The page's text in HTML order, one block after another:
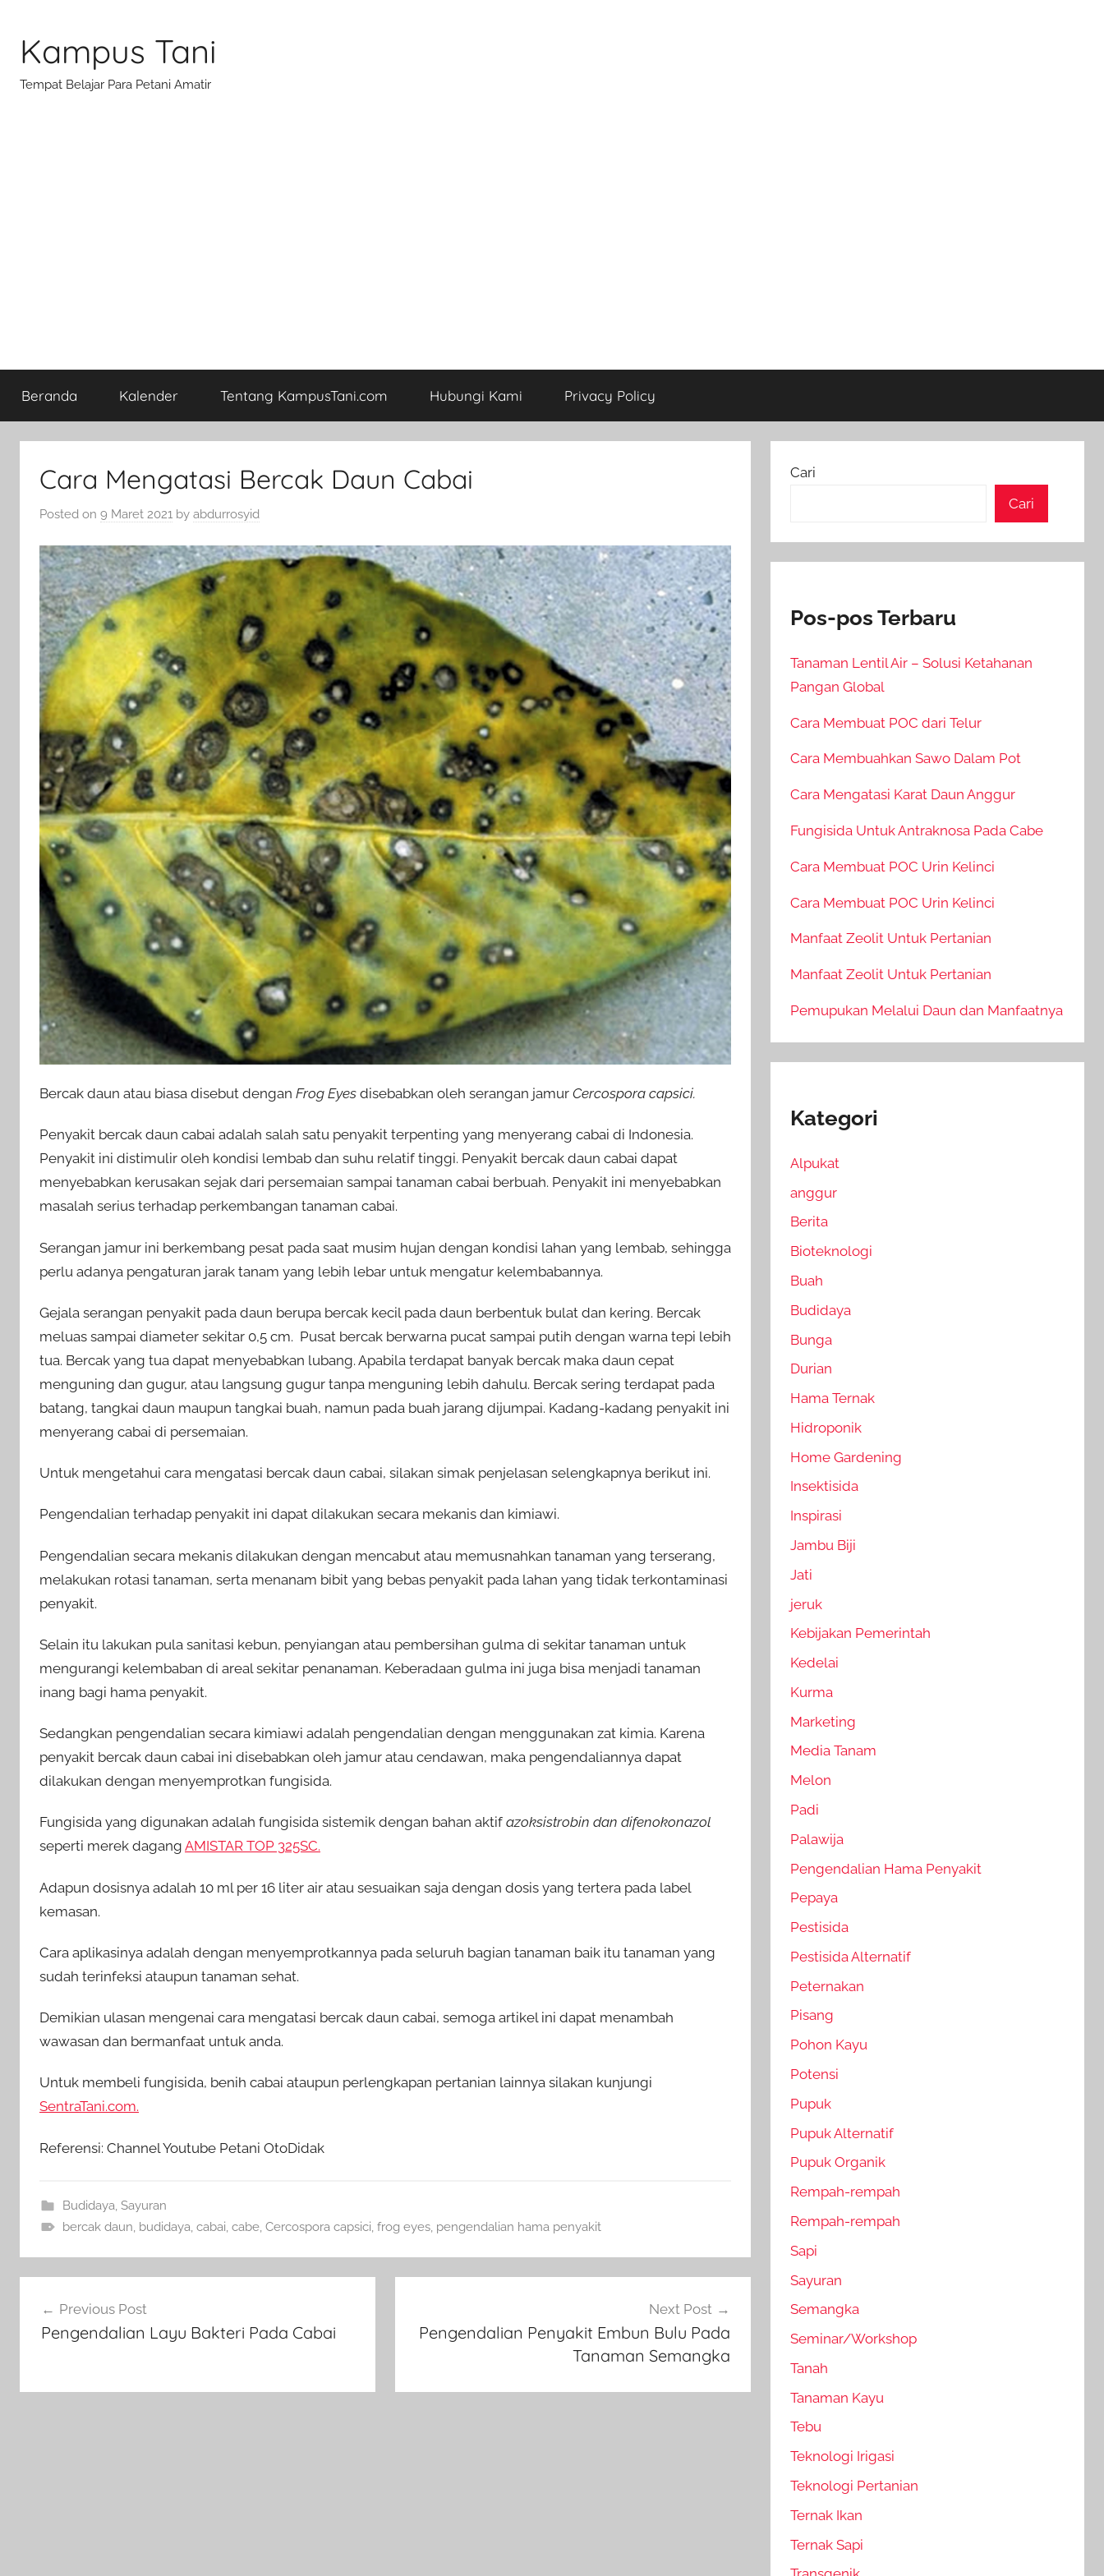
content
Kampus Tani
Tempat Belajar Para Petani Amatir
Beranda Kalender Tentang KampusTani.com Hubungi Kami Privacy Policy
Cara Mengatasi Bercak Daun Cabai
Posted on 9 Maret 2021 by abdurrosyid
Bercak daun atau biasa disebut dengan Frog Eyes disebabkan oleh serangan jamur Cercospora capsici.
Penyakit bercak daun cabai adalah salah satu penyakit terpenting yang menyerang cabai di Indonesia.
Penyakit ini distimulir oleh kondisi lembab dan suhu relatif tinggi. Penyakit bercak daun cabai dapat
menyebabkan kerusakan sejak dari persemaian sampai tanaman cabai berbuah. Penyakit ini menyebabkan
masalah serius terhadap perkembangan tanaman cabai.
Serangan jamur ini berkembang pesat pada saat musim hujan dengan kondisi lahan yang lembab, sehingga
perlu adanya pengaturan jarak tanam yang lebih lebar untuk mengatur kelembabannya.
Gejala serangan penyakit pada daun berupa bercak kecil pada daun berbentuk bulat dan kering. Bercak
meluas sampai diameter sekitar 0,5 cm. Pusat bercak berwarna pucat sampai putih dengan warna tepi lebih
tua. Bercak yang tua dapat menyebabkan lubang. Apabila terdapat banyak bercak maka daun cepat
menguning dan gugur, atau langsung gugur tanpa menguning lebih dahulu. Bercak sering terdapat pada
batang, tangkai daun maupun tangkai buah, namun pada buah jarang dijumpai. Kadang-kadang penyakit ini
menyerang cabai di persemaian.
Untuk mengetahui cara mengatasi bercak daun cabai, silakan simak penjelasan selengkapnya berikut ini.
Pengendalian terhadap penyakit ini dapat dilakukan secara mekanis dan kimiawi.
Pengendalian secara mekanis dilakukan dengan mencabut atau memusnahkan tanaman yang terserang,
melakukan rotasi tanaman, serta menanam bibit yang bebas penyakit pada lahan yang tidak terkontaminasi
penyakit.
Selain itu lakukan pula sanitasi kebun, penyiangan atau pembersihan gulma di sekitar tanaman untuk
mengurangi kelembaban di areal sekitar penanaman. Keberadaan gulma ini juga bisa menjadi tanaman
inang bagi hama penyakit.
Sedangkan pengendalian secara kimiawi adalah pengendalian dengan menggunakan zat kimia. Karena
penyakit bercak daun cabai ini disebabkan oleh jamur atau cendawan, maka pengendaliannya dapat
dilakukan dengan menyemprotkan fungisida.
Fungisida yang digunakan adalah fungisida sistemik dengan bahan aktif azoksistrobin dan difenokonazol
seperti merek dagang AMISTAR TOP 325SC.
Adapun dosisnya adalah 10 ml per 16 liter air atau sesuaikan saja dengan dosis yang tertera pada label
kemasan.
Cara aplikasinya adalah dengan menyemprotkannya pada seluruh bagian tanaman baik itu tanaman yang
sudah terinfeksi ataupun tanaman sehat.
Demikian ulasan mengenai cara mengatasi bercak daun cabai, semoga artikel ini dapat menambah
wawasan dan bermanfaat untuk anda.
Untuk membeli fungisida, benih cabai ataupun perlengkapan pertanian lainnya silakan kunjungi
SentraTani.com.
Referensi: Channel Youtube Petani OtoDidak
Budidaya Sayuran
bercak daun budidaya cabai cabe, Cercospora capsici frog eyes, pengendalian hama penyakit
pos Previous Post
Pengendalian Layu Bakteri Pada Cabai
Next Post
Pengendalian Penyakit Embun Bulu Pada
Tanaman Semangka
Cari
Cari
Pos-pos Terbaru
Tanaman Lentil Air – Solusi Ketahanan
Pangan Global
Cara Membuat POC dari Telur
Cara Membuahkan Sawo Dalam Pot
Cara Mengatasi Karat Daun Anggur
Fungisida Untuk Antraknosa Pada Cabe
Cara Membuat POC Urin Kelinci
Cara Membuat POC Urin Kelinci
Manfaat Zeolit Untuk Pertanian
Manfaat Zeolit Untuk Pertanian
Pemupukan Melalui Daun dan Manfaatnya
Kategori
Alpukat
anggur
Berita
Bioteknologi
Buah
Budidaya
Bunga
Durian
Hama Ternak
Hidroponik
Home Gardening
Insektisida
Inspirasi
Jambu Biji
Jati
jeruk
Kebijakan Pemerintah
Kedelai
Kurma
Marketing
Media Tanam
Melon
Padi
Palawija
Pengendalian Hama Penyakit
Pepaya
Pestisida
Pestisida Alternatif
Peternakan
Pisang
Pohon Kayu
Potensi
Pupuk
Pupuk Alternatif
Pupuk Organik
Rempah-rempah
Rempah-rempah
Sapi
Sayuran
Semangka
Seminar/Workshop
Tanah
Tanaman Kayu
Tebu
Teknologi Irigasi
Teknologi Pertanian
Ternak Ikan
Ternak Sapi